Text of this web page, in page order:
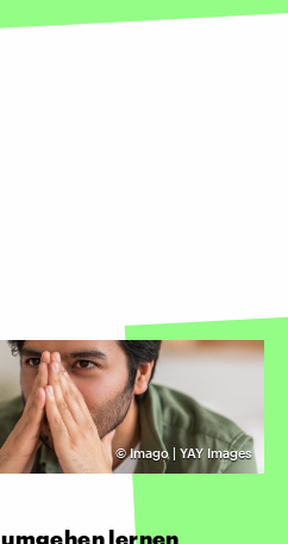
©Imago | YAY Images
lernen